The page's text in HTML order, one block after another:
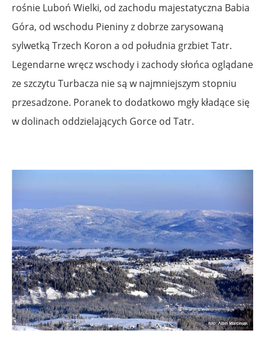
rośnie Luboń Wielki, od zachodu majestatyczna Babia
Góra, od wschodu Pieniny z dobrze zarysowaną
sylwetką Trzech Koron a od południa grzbiet Tatr.
Legendarne wręcz wschody i zachody słońca oglądane
ze szczytu Turbacza nie są w najmniejszym stopniu
przesadzone. Poranek to dodatkowo mgły kładące się
w dolinach oddzielających Gorce od Tatr.